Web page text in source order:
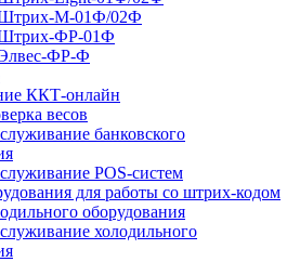
М-01Ф/02Ф
ФР-01Ф
ФР-Ф
ККТ-онлайн
весов
банковского
POS-систем
для работы со штрих-кодом
оборудования
холодильного